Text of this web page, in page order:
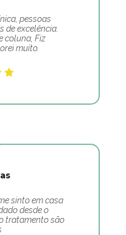
pessoas
de excelência.
coluna, Fiz
muito.
sinto em casa
desde o
tratamento são